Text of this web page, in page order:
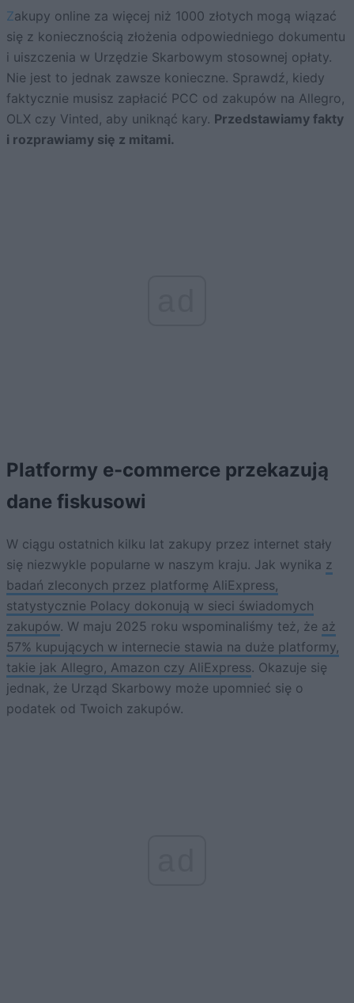
Zakupy online za więcej niż 1000 złotych mogą wiązać
się z koniecznością złożenia odpowiedniego dokumentu
i uiszczenia w Urzędzie Skarbowym stosownej opłaty.
Nie jest to jednak zawsze konieczne. Sprawdź, kiedy
faktycznie musisz zapłacić PCC od zakupów na Allegro,
OLX czy Vinted, aby uniknąć kary. Przedstawiamy fakty
i rozprawiamy się z mitami.
Platformy e-commerce przekazują
dane fiskusowi
W ciągu ostatnich kilku lat zakupy przez internet stały
się niezwykle popularne w naszym kraju. Jak wynika z
badań zleconych przez platformę AliExpress,
statystycznie Polacy dokonują w sieci świadomych
zakupów. W maju 2025 roku wspominaliśmy też, że aż
57% kupujących w internecie stawia na duże platformy,
takie jak Allegro, Amazon czy AliExpress. Okazuje się
jednak, że Urząd Skarbowy może upomnieć się o
podatek od Twoich zakupów.